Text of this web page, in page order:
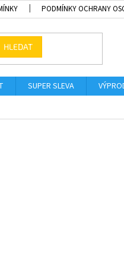
PODMÍNKY OCHRANY
HLEDAT
SUPER SLEVA